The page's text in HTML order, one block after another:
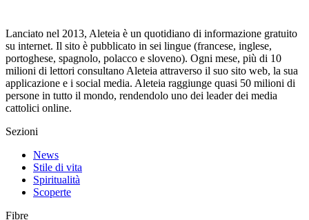
Lanciato nel 2013, Aleteia è un quotidiano di informazione gratuito
su internet. Il sito è pubblicato in sei lingue (francese, inglese,
portoghese, spagnolo, polacco e sloveno). Ogni mese, più di 10
milioni di lettori consultano Aleteia attraverso il suo sito web, la sua
applicazione e i social media. Aleteia raggiunge quasi 50 milioni di
persone in tutto il mondo, rendendolo uno dei leader dei media
cattolici online.
Sezioni
News
Stile di vita
Spiritualità
Scoperte
Fibre